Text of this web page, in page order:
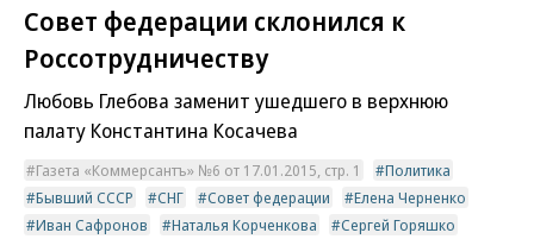
Совет федерации склонился к
Россотрудничеству
Любовь Глебова заменит ушедшего в верхнюю
палату Константина Косачева
Газета «Коммерсантъ» №6 от 17.01.2015, стр. 1
Политика
Бывший СССР
СНГ Совет федерации
Елена Черненко
Иван Сафронов
Наталья Корченкова
Сергей Горяшко